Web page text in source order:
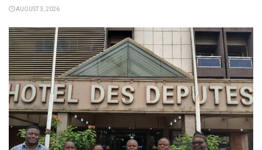
AUGUST 3, 2026